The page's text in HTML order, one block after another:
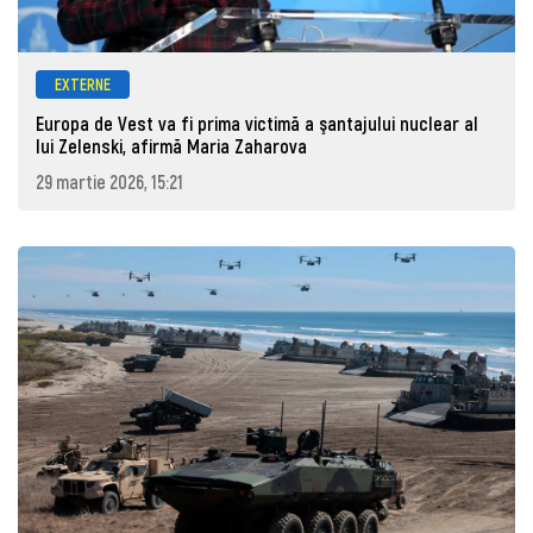
EXTERNE
Europa de Vest va fi prima victimă a şantajului nuclear al
lui Zelenski, afirmă Maria Zaharova
29 martie 2026, 15:21